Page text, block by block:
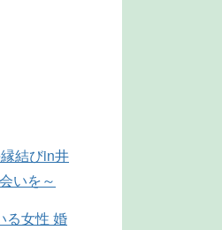
結びin井
いを～
る女性 婚